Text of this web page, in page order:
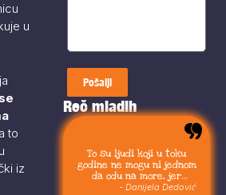
u
to
iz
Pošalji
Reč mladih
To su ljudi koji u toku
godine ne mogu ni jednom
da odu na more, jer
moraju da budu uvek sa
- Danijela Dedović